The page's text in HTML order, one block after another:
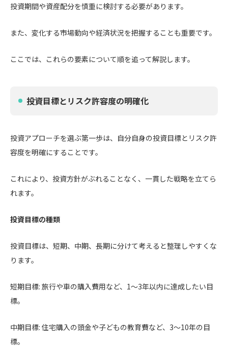
投資期間や資産配分を慎重に検討する必要があります。
また、変化する市場動向や経済状況を把握することも重要です。
ここでは、これらの要素について順を追って解説します。
投資目標とリスク許容度の明確化
投資アプローチを選ぶ第一歩は、自分自身の投資目標とリスク許
容度を明確にすることです。
これにより、投資方針がぶれることなく、一貫した戦略を立てら
れます。
投資目標の種類
投資目標は、短期、中期、長期に分けて考えると整理しやすくな
ります。
短期目標: 旅行や車の購入費用など、1〜3年以内に達成したい目
標。
中期目標: 住宅購入の頭金や子どもの教育費など、3〜10年の目
標。